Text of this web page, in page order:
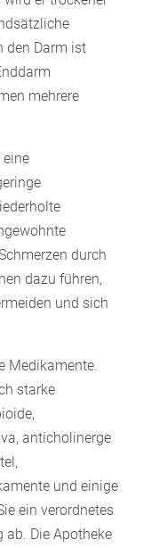
den Darm ist
mehrere
durch
dazu führen,
und sich
Medikamente.
starke
anticholinerge
und einige
ein verordnetes
Die Apotheke